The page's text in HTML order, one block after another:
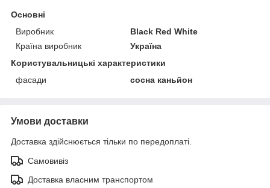
Основні
Виробник
Black Red White
Країна виробник
Україна
Користувальницькі характеристики
фасади
сосна каньйон
Умови доставки
Доставка здійснюється тільки по передоплаті.
Самовивіз
Доставка власним транспортом